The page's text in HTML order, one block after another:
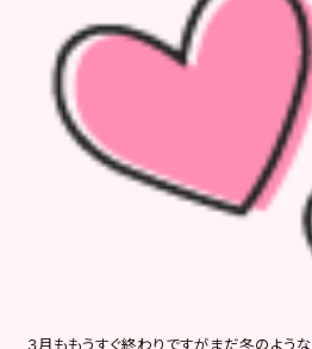
３月ももうすぐ終わりですがまだ冬のような